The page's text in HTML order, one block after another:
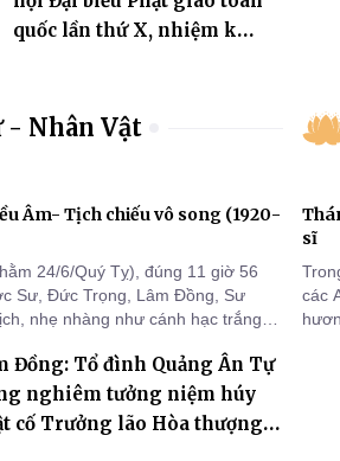
quốc lần thứ X, nhiệm kỳ
- Nhân Vật
Âm- Tịch chiếu vô song (1920-
24/6/Quý Tỵ), đúng 11 giờ 56
Sư, Đức Trọng, Lâm Đồng, Sư
nhẹ nhàng như cánh hạc trắng
Đồng: Tổ đình Quảng Ân Tự
nghiêm tưởng niệm húy
cố Trưởng lão Hòa thượng
sĩ
các